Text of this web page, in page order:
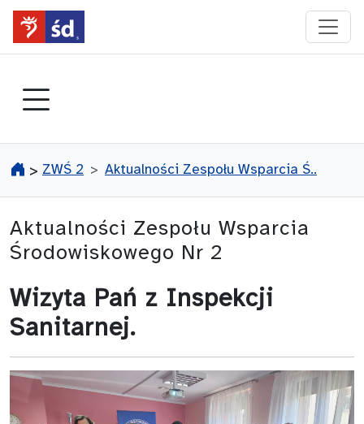
przejdź do głównego menu
> ZWŚ 2 Aktualności Zespołu Wsparcia Ś..
Aktualności Zespołu Wsparcia
Środowiskowego Nr 2
Wizyta Pań z Inspekcji
Sanitarnej.